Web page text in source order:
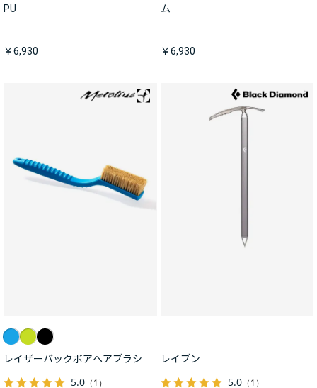
PU
￥6,930
ム
￥6,930
レイザーバックボアヘアブラシ
5.0 （1）
レイブン
5.0（1）